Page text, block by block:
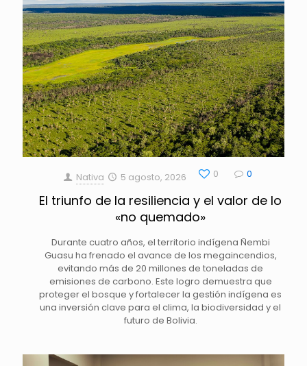
Nativa 5 agosto, 2026 0 0
El triunfo de la resiliencia y el valor de lo
«no quemado»
Durante cuatro años, el territorio indígena Ñembi
Guasu ha frenado el avance de los megaincendios,
evitando más de 20 millones de toneladas de
emisiones de carbono. Este logro demuestra que
proteger el bosque y fortalecer la gestión indígena es
una inversión clave para el clima, la biodiversidad y el
futuro de Bolivia.